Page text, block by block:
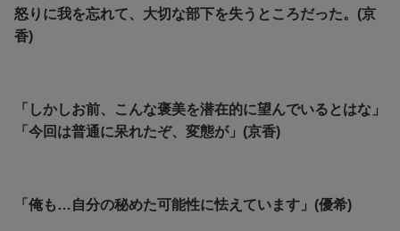
怒りに我を忘れて、大切な部下を失うところだった。(京
香)
「しかしお前、こんな褒美を潜在的に望んでいるとはな」
「今回は普通に呆れたぞ、変態が」(京香)
「俺も…自分の秘めた可能性に怯えています」(優希)